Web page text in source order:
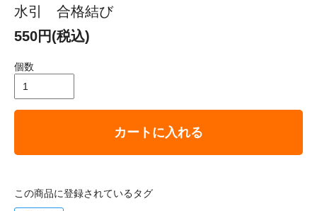
水引 合格結び
550円(税込)
個数
カートに入れる
この商品に登録されているタグ